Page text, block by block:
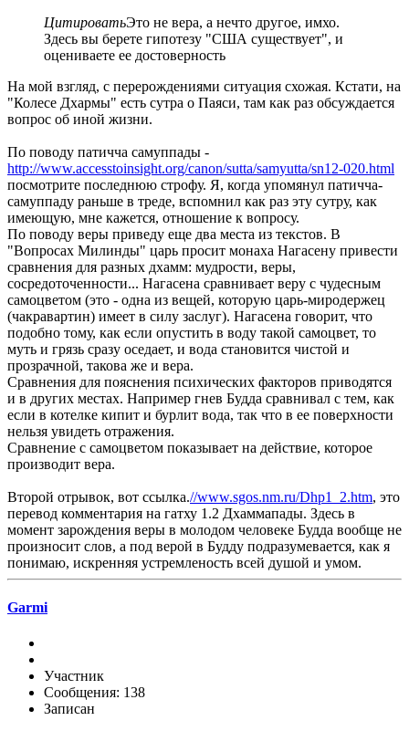
ЦитироватьЭто не вера, а нечто другое, имхо.
Здесь вы берете гипотезу "США существует", и
оцениваете ее достоверность
На мой взгляд, с перерождениями ситуация схожая. Кстати, на
"Колесе Дхармы" есть сутра о Паяси, там как раз обсуждается
вопрос об иной жизни.
По поводу патичча самуппады -
http://www.accesstoinsight.org/canon/sutta/samyutta/sn12-020.html
посмотрите последнюю строфу. Я, когда упомянул патичча-
самуппаду раньше в треде, вспомнил как раз эту сутру, как
имеющую, мне кажется, отношение к вопросу.
По поводу веры приведу еще два места из текстов. В
"Вопросах Милинды" царь просит монаха Нагасену привести
сравнения для разных дхамм: мудрости, веры,
сосредоточенности... Нагасена сравнивает веру с чудесным
самоцветом (это - одна из вещей, которую царь-миродержец
(чакравартин) имеет в силу заслуг). Нагасена говорит, что
подобно тому, как если опустить в воду такой самоцвет, то
муть и грязь сразу оседает, и вода становится чистой и
прозрачной, такова же и вера.
Сравнения для пояснения психических факторов приводятся
и в других местах. Например гнев Будда сравнивал с тем, как
если в котелке кипит и бурлит вода, так что в ее поверхности
нельзя увидеть отражения.
Сравнение с самоцветом показывает на действие, которое
производит вера.
Второй отрывок, вот ссылка.//www.sgos.nm.ru/Dhp1_2.htm, это
перевод комментария на гатху 1.2 Дхаммапады. Здесь в
момент зарождения веры в молодом человеке Будда вообще не
произносит слов, а под верой в Будду подразумевается, как я
понимаю, искренняя устремленость всей душой и умом.
Garmi
Участник
Сообщения: 138
Записан